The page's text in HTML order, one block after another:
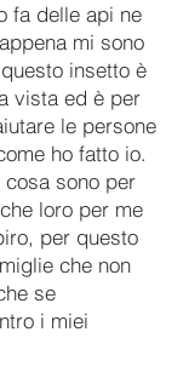
fa delle api ne
mi sono
insetto è
vista ed è per
le persone
ho fatto io.
sono per
loro per me
per questo
che non
se
i miei